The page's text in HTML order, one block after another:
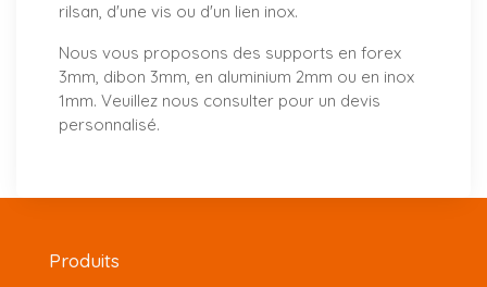
rilsan, d'une vis ou d'un lien inox.
Nous vous proposons des supports en forex
3mm, dibon 3mm, en aluminium 2mm ou en inox
1mm. Veuillez nous consulter pour un devis
personnalisé.
Produits